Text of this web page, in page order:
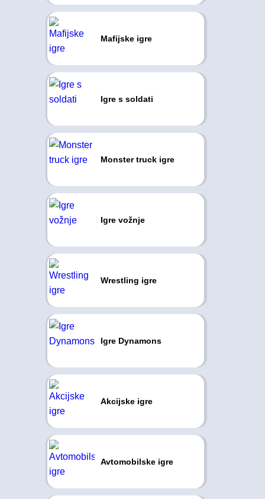
Mafijske igre
Igre s soldati
Monster truck igre
Igre vožnje
Wrestling igre
Igre Dynamons
Akcijske igre
Avtomobilske igre